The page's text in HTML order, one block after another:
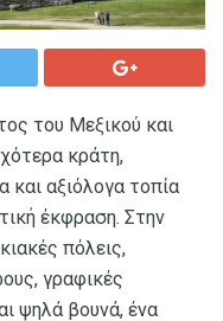
του Μεξικού και
κράτη,
και αξιόλογα τοπία
έκφραση. Στην
πόλεις,
γραφικές
ψηλά βουνά, ένα